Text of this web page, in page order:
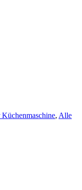
, Alle